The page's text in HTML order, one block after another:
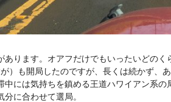
あります。オアフだけでもいったいどの
）も開局したのですが、長くは続かず、
中には気持ちを鎮める王道ハワイアン系
に合わせて選局。